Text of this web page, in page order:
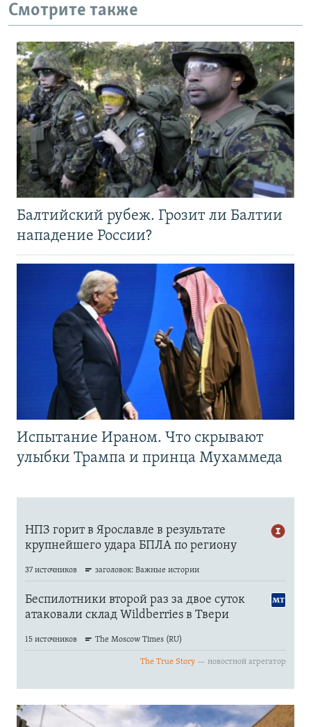
Смотрите также
Балтийский рубеж. Грозит ли Балтии
нападение России?
Испытание Ираном. Что скрывают
улыбки Трампа и принца Мухаммеда